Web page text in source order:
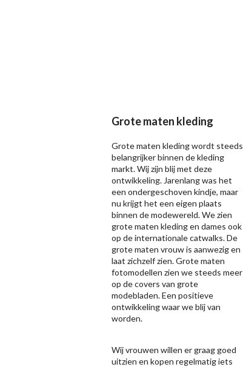
Grote maten kleding
Grote maten kleding wordt steeds
belangrijker binnen de kleding
markt. Wij zijn blij met deze
ontwikkeling. Jarenlang was het
een ondergeschoven kindje, maar
nu krijgt het een eigen plaats
binnen de modewereld. We zien
grote maten kleding en dames ook
op de internationale catwalks. De
grote maten vrouw is aanwezig en
laat zichzelf zien. Grote maten
fotomodellen zien we steeds meer
op de covers van grote
modebladen. Een positieve
ontwikkeling waar we blij van
worden.
Wij vrouwen willen er graag goed
uitzien en kopen regelmatig iets